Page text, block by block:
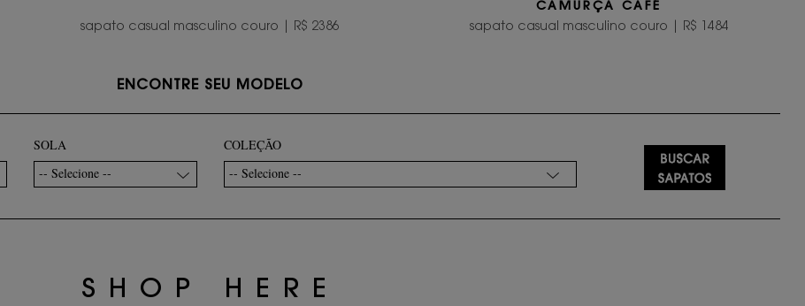
sapato casual masculino couro | R$ 2386
CAMURÇA CAFÉ
sapato casual masculino couro | R$ 1484
ENCONTRE SEU MODELO
SOLA
-- Selecione --
COLEÇÃO
-- Selecione --
SHOP HERE